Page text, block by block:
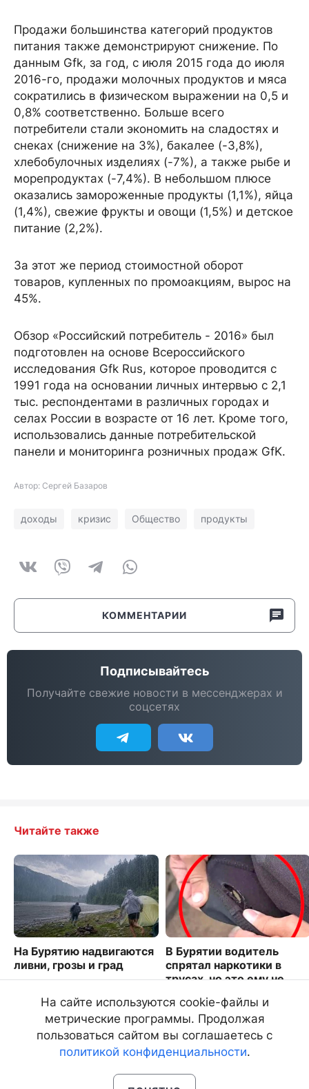
Продажи большинства категорий продуктов
питания также демонстрируют снижение. По
данным Gfk, за год, с июля 2015 года до июля
2016-го, продажи молочных продуктов и мяса
сократились в физическом выражении на 0,5 и
0,8% соответственно. Больше всего
потребители стали экономить на сладостях и
снеках (снижение на 3%), бакалее (-3,8%),
хлебобулочных изделиях (-7%), а также рыбе и
морепродуктах (-7,4%). В небольшом плюсе
оказались замороженные продукты (1,1%), яйца
(1,4%), свежие фрукты и овощи (1,5%) и детское
питание (2,2%).
За этот же период стоимостной оборот
товаров, купленных по промоакциям, вырос на
45%.
Обзор «Российский потребитель - 2016» был
подготовлен на основе Всероссийского
исследования Gfk Rus, которое проводится с
1991 года на основании личных интервью с 2,1
тыс. респондентами в различных городах и
селах России в возрасте от 16 лет. Кроме того,
использовались данные потребительской
панели и мониторинга розничных продаж GfK.
Автор: Сергей Базаров
доходы кризис Общество продукты
КОММЕНТАРИИ
Подписывайтесь
Получайте свежие новости в мессенджерах и
соцсетях
Читайте также
На Бурятию надвигаются
ливни, грозы и град
В Бурятии водитель
спрятал наркотики в
трусах, но это ему не
2989
На сайте используются cookie-файлы и
метрические программы. Продолжая
пользоваться сайтом вы соглашаетесь с
политикой конфиденциальности.